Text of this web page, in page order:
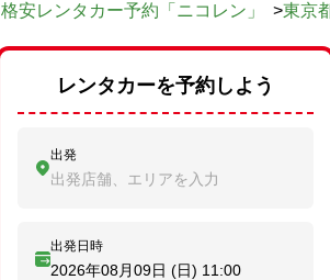
格安レンタカー予約「ニコレン」 >東京
レンタカーを予約しよう
出発
出発店舗、エリアを入力
出発日時
2026年08月09日 (日) 11:00